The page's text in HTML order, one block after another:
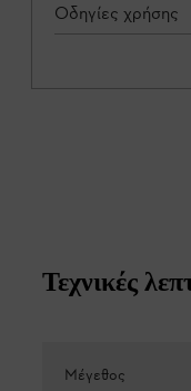
Οδηγίες χρήσης
Τεχνικές
Μέγεθος